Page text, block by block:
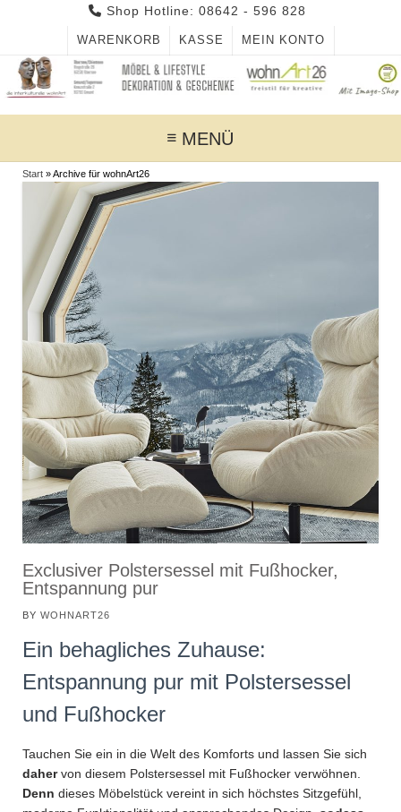
Shop Hotline: 08642 - 596 828
WARENKORB KASSE MEIN KONTO
MENÜ
Start »Archive für wohnArt26
Exclusiver Polstersessel mit Fußhocker,
Entspannung pur
BY WOHNART26
Ein behagliches Zuhause:
Entspannung pur mit Polstersessel
und Fußhocker
Tauchen Sie ein in die Welt des Komforts und lassen Sie sich
dahervon diesem Polstersessel mit Fußhocker verwöhnen.
Denn dieses Möbelstück vereint in sich höchstes Sitzgefühl,